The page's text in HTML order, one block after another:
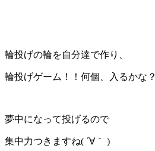
輪投げの輪を自分達で作り、
輪投げゲーム！！何個、入るかな？
夢中になって投げるので
集中力つきますね( ´∀｀ )